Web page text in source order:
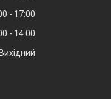
17:00
14:00